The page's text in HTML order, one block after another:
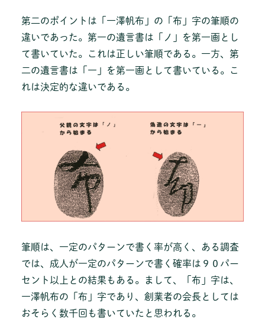
第二のポイントは「一澤帆布」の「布」字の筆順の
違いであった。第一の遺言書は「ノ」を第一画とし
て書いていた。これは正しい筆順である。一方、第
二の遺言書は「一」を第一画として書いている。こ
れは決定的な違いである。
筆順は、一定のパターンで書く率が高く、ある調査
では、成人が一定のパターンで書く確率は９０パー
セント以上との結果もある。まして、「布」字は、
一澤帆布の「布」字であり、創業者の会長としては
おそらく数千回も書いていたと思われる。